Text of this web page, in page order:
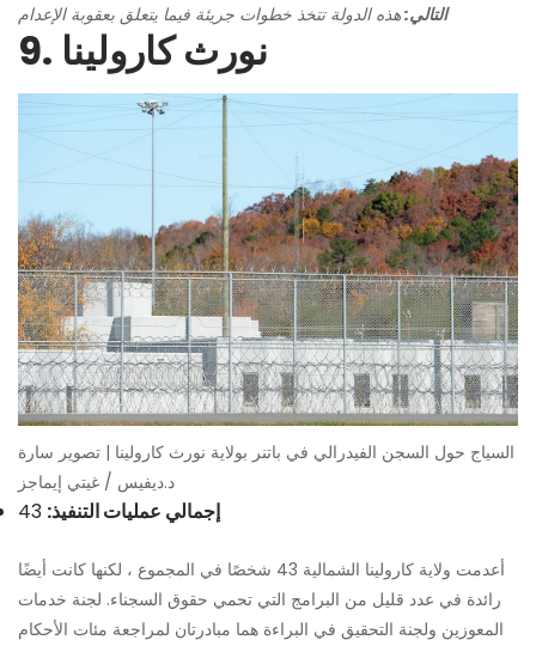
التالي:هذه الدولة تتخذ خطوات جريئة فيما يتعلق بعقوبة الإعدام
9. نورث كارولينا
السياج حول السجن الفيدرالي في باتنر بولاية نورث كارولينا | تصوير سارة
د.ديفيس / غيتي إيماجز
إجمالي عمليات التنفيذ:
أعدمت ولاية كارولينا الشمالية 43 شخصًا في المجموع ، لكنها كانت أيضًا
رائدة في عدد قليل من البرامج التي تحمي حقوق السجناء. لجنة خدمات
المعوزين ولجنة التحقيق في البراءة هما مبادرتان لمراجعة مئات الأحكام